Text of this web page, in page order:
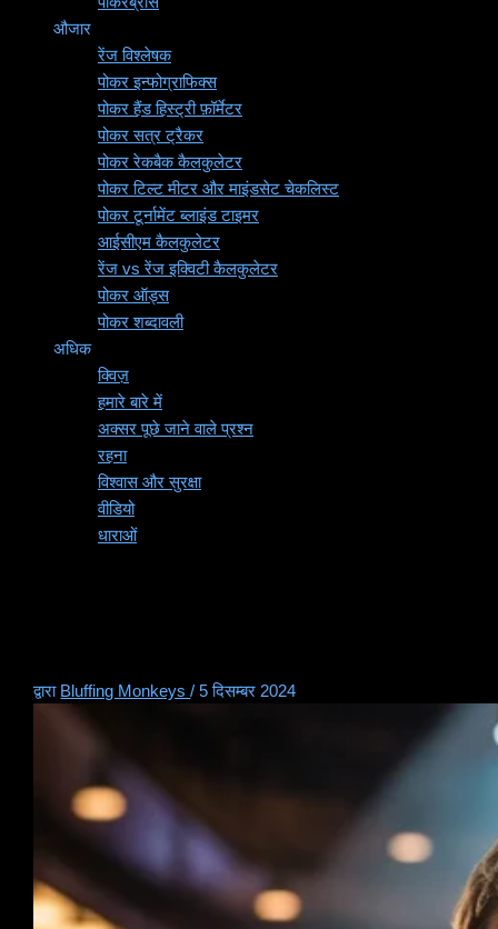
औजार
रेंज विश्लेषक
पोकर इन्फोग्राफिक्स
पोकर हैंड हिस्ट्री फ़ॉर्मेटर
पोकर सत्र ट्रैकर
पोकर रेकबैक कैलकुलेटर
पोकर टिल्ट मीटर और माइंडसेट चेकलिस्ट
पोकर टूर्नामेंट ब्लाइंड टाइमर
आईसीएम कैलकुलेटर
रेंज vs रेंज इक्विटी कैलकुलेटर
पोकर ऑड्स
पोकर शब्दावली
अधिक
क्विज़
हमारे बारे में
अक्सर पूछे जाने वाले प्रश्न
रहना
विश्वास और सुरक्षा
वीडियो
धाराओं
द्वारा Bluffing Monkeys/5 दिसम्बर 2024